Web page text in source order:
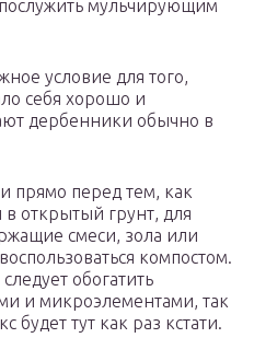
мульчирующим
условие для того,
себя хорошо и
дербенники обычно в
прямо перед тем, как
открытый грунт, для
смеси, зола или
компостом.
обогатить
и микроэлементами, так
тут как раз кстати.